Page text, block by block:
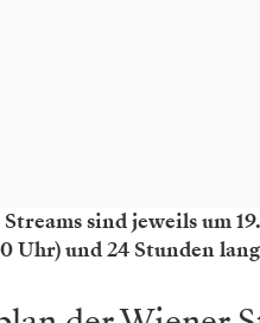
sind jeweils um
Uhr) und 24 Stunden